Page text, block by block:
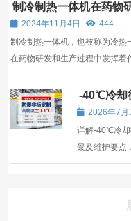
制冷制热一体机在药物
应用2024年11月4日
444
制冷制热一体机，也被称为冷热
在药物研发和生产过程中发挥着
了稳定可靠的温度环境。
-40℃冷却
从原理到
2026年7月
详解-40℃冷却
景及维护要点